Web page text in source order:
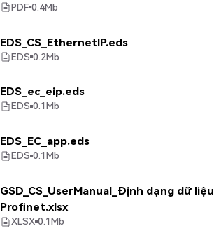
PDF 0.4Mb
EDS_CS_EthernetIP.eds
EDS 0.2Mb
EDS_ec_eip.eds
EDS 0.1Mb
EDS_EC_app.eds
EDS 0.1Mb
GSD_CS_UserManual_Định dạng dữ liệu
Profinet.xlsx
XLSX 0.1Mb